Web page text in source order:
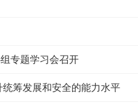
专题学习会召开
筹发展和安全的能力水平